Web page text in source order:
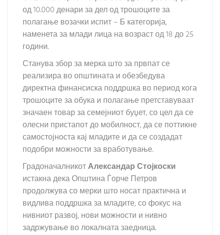
од 10.000 денари за дел од трошоците за
полагање возачки испит – Б категорија,
наменета за млади лица на возраст од 18 до 25
години.
Станува збор за мерка што за првпат се
реализира во општината и обезбедува
директна финансиска поддршка во период кога
трошоците за обука и полагање претставуваат
значаен товар за семејниот буџет, со цел да се
олесни пристапот до мобилност, да се поттикне
самостојноста кај младите и да се создадат
подобри можности за вработување.
ГрадоначалникотАлександар Стојкоски
истакна дека Општина Ѓорче Петров
продолжува со мерки што носат практична и
видлива поддршка за младите, со фокус на
нивниот развој, нови можности и нивно
задржување во локалната заедница.